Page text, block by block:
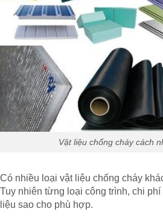
Vật liệu chống cháy cách
Có nhiều loại vật liệu chống cháy
Tuy nhiên từng loại công trình, chi
liệu sao cho phù hợp.